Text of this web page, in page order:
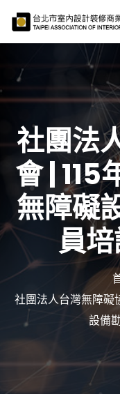
社團法
會 | 115
無障礙
員
社團法人台灣無障礙
設備